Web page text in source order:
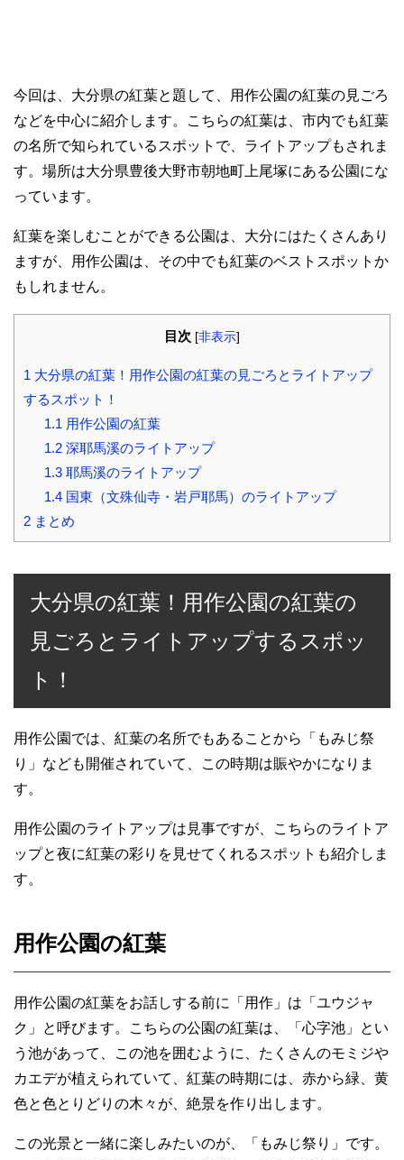
今回は、大分県の紅葉と題して、用作公園の紅葉の見ごろ
などを中心に紹介します。こちらの紅葉は、市内でも紅葉
の名所で知られているスポットで、ライトアップもされま
す。場所は大分県豊後大野市朝地町上尾塚にある公園にな
っています。
紅葉を楽しむことができる公園は、大分にはたくさんあり
ますが、用作公園は、その中でも紅葉のベストスポットか
もしれません。
目次 [非表示]
1 大分県の紅葉！用作公園の紅葉の見ごろとライトアップ
するスポット！
1.1 用作公園の紅葉
1.2深耶馬溪のライトアップ
1.3耶馬溪のライトアップ
1.4国東（文殊仙寺・岩戸耶馬）のライトアップ
2 まとめ
大分県の紅葉！用作公園の紅葉の
見ごろとライトアップするスポッ
ト！
用作公園では、紅葉の名所でもあることから「もみじ祭
り」なども開催されていて、この時期は賑やかになりま
す。
用作公園のライトアップは見事ですが、こちらのライトア
ップと夜に紅葉の彩りを見せてくれるスポットも紹介しま
す。
用作公園の紅葉
用作公園の紅葉をお話しする前に「用作」は「ユウジャ
ク」と呼びます。こちらの公園の紅葉は、「心字池」とい
う池があって、この池を囲むように、たくさんのモミジや
カエデが植えられていて、紅葉の時期には、赤から緑、黄
色と色とりどりの木々が、絶景を作り出します。
この光景と一緒に楽しみたいのが、「もみじ祭り」です。